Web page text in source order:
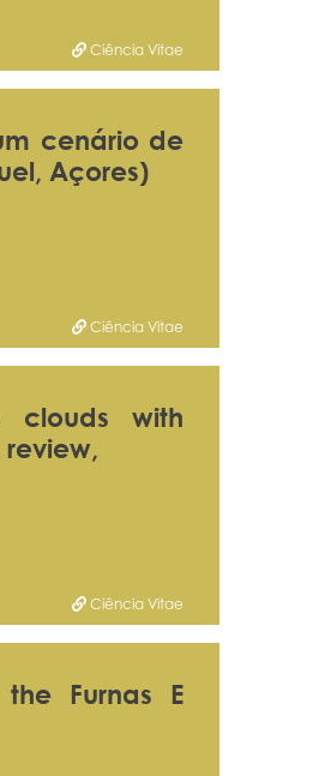
Ciência Vitae
cenário de
Açores)
Ciência Vitae
clouds with
Ciência Vitae
Furnas E